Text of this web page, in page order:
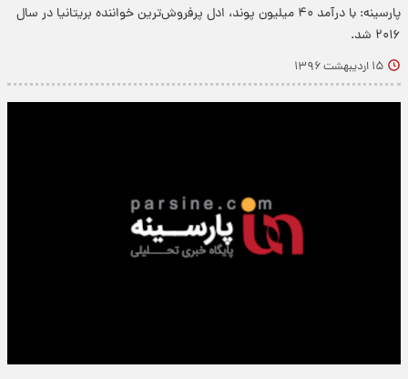
پارسینه: با درآمد ۴۰ میلیون پوند، ادل پرفروش‌ترین خواننده بریتانیا در سال
۲۰۱۶ شد.
۱۵ اردیبهشت ۱۳۹۶